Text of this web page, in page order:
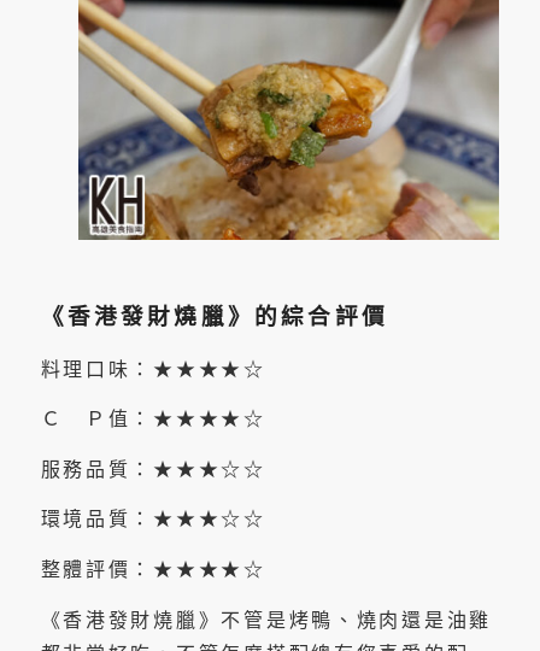
《香港發財燒臘》的綜合評價
料理口味：★★★★☆
Ｃ Ｐ值：★★★★☆
服務品質：★★★☆☆
環境品質：★★★☆☆
整體評價：★★★★☆
《香港發財燒臘》不管是烤鴨、燒肉還是油雞